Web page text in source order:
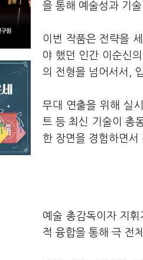
을 통해 예술성과 기
이번 작품은 전략을
야 했던 인간 이순신
의 전형을 넘어서서,
무대 연출을 위해 실
트 등 최신 기술이 총
한 장면을 경험하면서
예술 총감독이자 지
적 융합을 통해 극 전